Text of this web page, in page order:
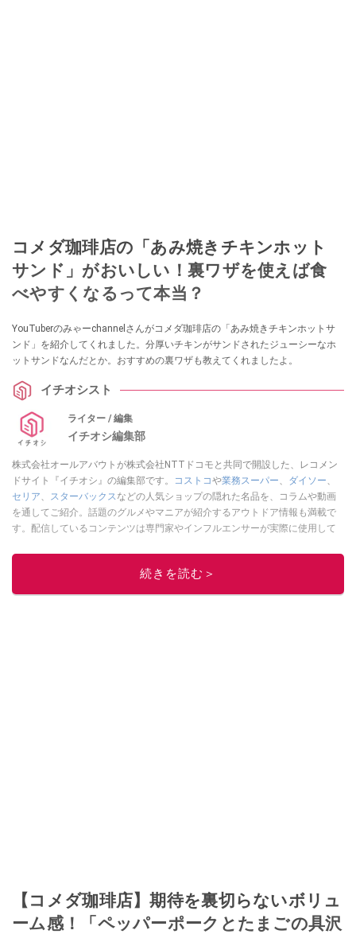
コメダ珈琲店の「あみ焼きチキンホット
サンド」がおいしい！裏ワザを使えば食
べやすくなるって本当？
YouTuberのみゃーchannelさんがコメダ珈琲店の「あみ焼きチキンホットサ
ンド」を紹介してくれました。分厚いチキンがサンドされたジューシーなホ
ットサンドなんだとか。おすすめの裏ワザも教えてくれましたよ。
イチオシスト
ライター / 編集
イチオシ編集部
株式会社オールアバウトが株式会社NTTドコモと共同で開設した、レコメン
ドサイト『イチオシ』の編集部です。
コストコや業務スーパー ダイソー
セリア
スターバックス などの人気ショップの隠れた名品を、コラムや動画
を通してご紹介。話題のグルメやマニアが紹介するアウトドア情報も満載で
す。配信しているコンテンツは専門家やインフルエンサーが実際に使用して
ニュースでフォロー
続きを読む＞
【コメダ珈琲店】期待を裏切らないボリュ
ーム感！「ペッパーポークとたまごの具沢